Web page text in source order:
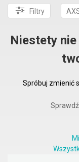
Filtry
Niestety nie
Spróbuj zmienić